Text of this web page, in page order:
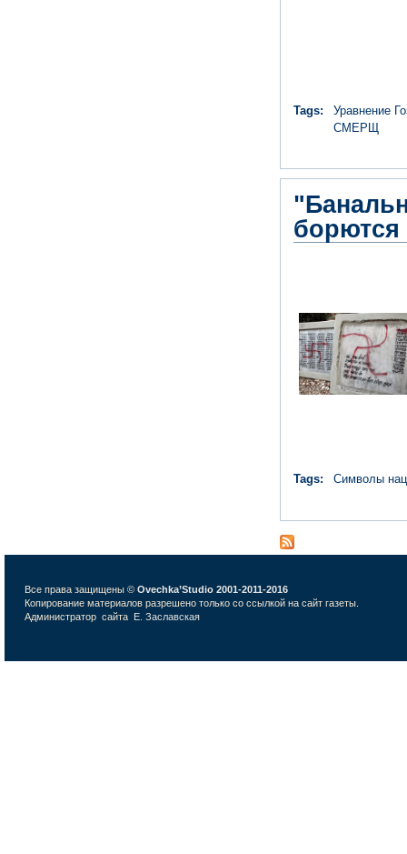
Tags:
Уравнение
СМЕРЩ
борются
Tags: Символы
Все права защищены © Ovechka’Studio 2001-2011-2016
Копирование материалов разрешено только со ссылкой на сайт газеты.
Администратор сайта Е. Заславская